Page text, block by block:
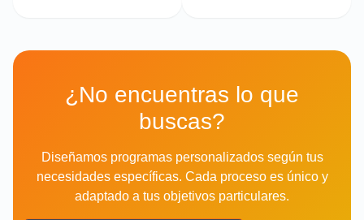
¿No encuentras lo que
buscas?
Diseñamos programas personalizados según tus
necesidades específicas. Cada proceso es único y
adaptado a tus objetivos particulares.